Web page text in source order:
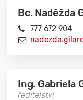
Bc. Naděžda
777 672 904
Ing. Gabriela
ředitelství